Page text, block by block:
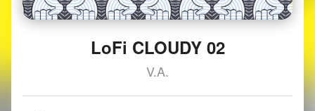
LoFi CLOUDY 02
V.A.